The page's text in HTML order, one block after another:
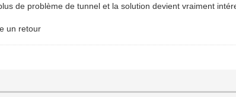
de problème de tunnel et la solution devient vraiment
un retour